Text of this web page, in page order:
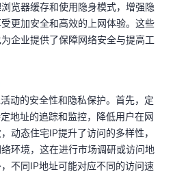
览器缓存和使用隐身模式，增强隐
更加安全和高效的上网体验。这些
企业提供了保障网络安全与提高工
动的安全性和隐私保护。首先，定
地址的追踪和监控，降低用户在网
动态住宅IP提升了访问的多样性，
环境，这在进行市场调研或访问地
不同IP地址可能对应不同的访问速